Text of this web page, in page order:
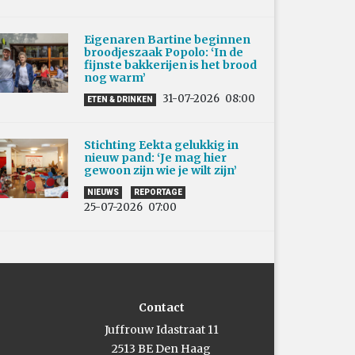
Eigenaren Bartine beginnen
broodjeszaak Popolo: ‘In de
fijnste bakkerijen is het brood
nog warm’
ETEN & DRINKEN 31-07-2026 08:00
Stichting Eekta gelukkig in
nieuw pand: ‘Je mag hier
gewoon zijn wie je wilt zijn’
NIEUWS REPORTAGE
25-07-2026 07:00
Contact
Juffrouw Idastraat 11
2513 BE Den Haag